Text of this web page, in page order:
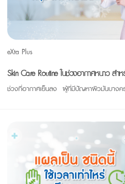
eXta Plus
Skin Care Routine ในช่วงอากาศหนาว ส
ช่วงที่อากาศเย็นลง ผู้ที่มีปัญหาผิวมันบางค